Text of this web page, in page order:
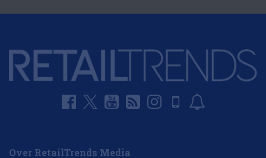
Over RetailTrends Media